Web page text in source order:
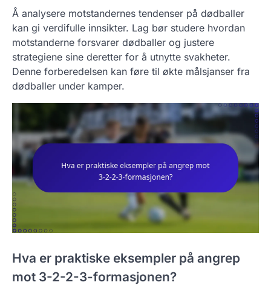
Å analysere motstandernes tendenser på dødballer
kan gi verdifulle innsikter. Lag bør studere hvordan
motstanderne forsvarer dødballer og justere
strategiene sine deretter for å utnytte svakheter.
Denne forberedelsen kan føre til økte målsjanser fra
dødballer under kamper.
Hva er praktiske eksempler på angrep
mot 3-2-2-3-formasjonen?